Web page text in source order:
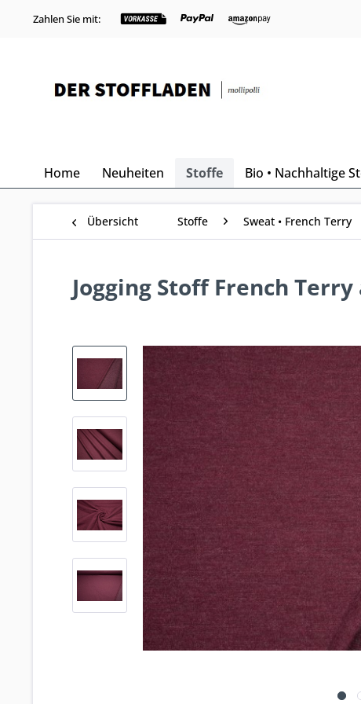
Zahlen Sie mit:
Home Neuheiten Stoffe Bio • Nachhaltige
Übersicht Stoffe Sweat • French Terry
Jogging Stoff French